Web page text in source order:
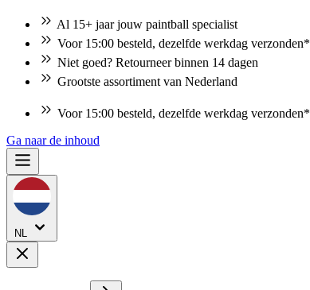
Al 15+ jaar jouw paintball specialist
Voor 15:00 besteld, dezelfde werkdag verzonden*
Niet goed? Retourneer binnen 14 dagen
Grootste assortiment van Nederland
Voor 15:00 besteld, dezelfde werkdag verzonden*
Ga naar de inhoud
NL